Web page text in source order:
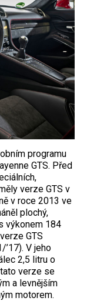
programu
GTS. Před
verze GTS v
v roce 2013 ve
plochý,
výkonem 184
GTS
V jeho
2,5 litru o
verze se
a levnějším
motorem.